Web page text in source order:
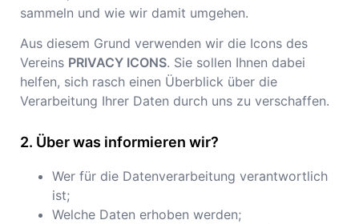
sammeln und wie wir damit umgehen.
Aus diesem Grund verwenden wir die Icons des
Vereins PRIVACY ICONS. Sie sollen Ihnen dabei
helfen, sich rasch einen Überblick über die
Verarbeitung Ihrer Daten durch uns zu verschaffen.
Über was informieren wir?
Wer für die Datenverarbeitung verantwortlich
ist;
Welche Daten erhoben werden;